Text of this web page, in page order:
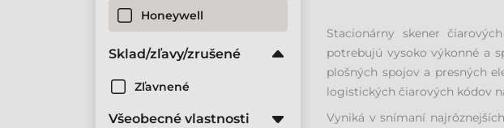
Stacionárny skener
potrebujú vysoko výkonné a
plošných spojov a presných
logistických čiarových kódov
Vyniká v snímaní
Honeywell
Sklad/zľavy/zrušené
Zľavnené
Všeobecné vlastnosti